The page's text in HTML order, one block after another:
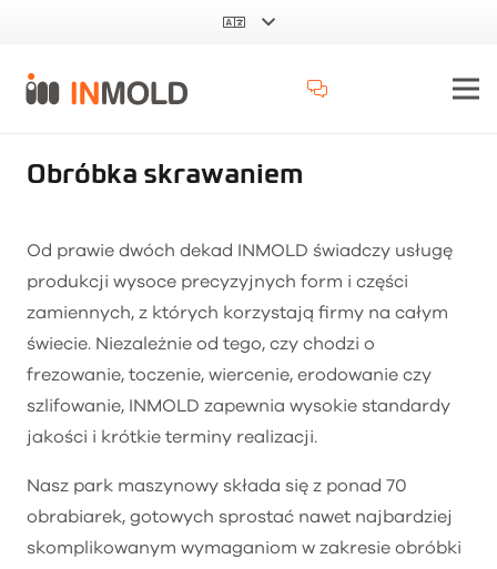
Obróbka skrawaniem
Od prawie dwóch dekad INMOLD świadczy usługę
produkcji wysoce precyzyjnych form i części
zamiennych, z których korzystają firmy na całym
świecie. Niezależnie od tego, czy chodzi o
frezowanie, toczenie, wiercenie, erodowanie czy
szlifowanie, INMOLD zapewnia wysokie standardy
jakości i krótkie terminy realizacji.
Nasz park maszynowy składa się z ponad 70
obrabiarek, gotowych sprostać nawet najbardziej
skomplikowanym wymaganiom w zakresie obróbki